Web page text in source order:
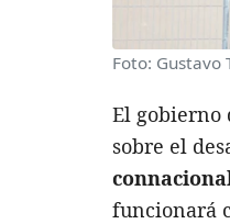
Foto: Gustavo
El gobierno
sobre el
funcionará